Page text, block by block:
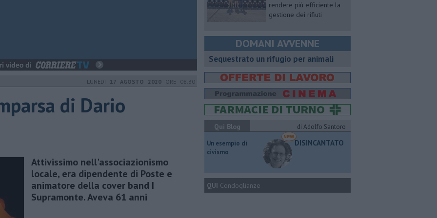
LUNEDÌ 17 AGOSTO 2020 ORE 08:30
di Dario
Attivissimo nell'associazionismo
locale, era dipendente di Poste e
animatore della cover band I
Supramonte. Aveva 61 anni
rendere più efficiente la
gestione dei rifiuti
DOMANI AVVENNE
Sequestrato un rifugio per animali
Qui Blog
di Adolfo Santoro
​Un esempio di
civismo
DISINCANTATO
QUI Condoglianze